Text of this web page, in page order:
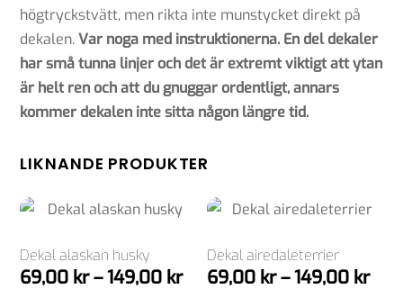
högtryckstvätt, men rikta inte munstycket direkt på
dekalen.Var noga med instruktionerna. En del dekaler
har små tunna linjer och det är extremt viktigt att ytan
är helt ren och att du gnuggar ordentligt, annars
kommer dekalen inte sitta någon längre tid.
LIKNANDE PRODUKTER
Dekal alaskan husky
69,00 kr–149,00 krPrisintervall:
Dekal airedaleterrier
69,00 kr–149,00 kr